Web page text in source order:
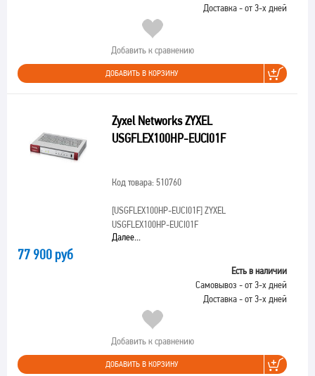
Доставка - от 3-х дней
Добавить к сравнению
ДОБАВИТЬ В КОРЗИНУ
Zyxel Networks ZYXEL
USGFLEX100HP-EUCI01F
Код товара: 510760
[USGFLEX100HP-EUCI01F]ZYXEL
USGFLEX100HP-EUCI01F
Далее...
77 900 руб
Есть в наличии
Самовывоз - от 3-х дней
Доставка - от 3-х дней
Добавить к сравнению
ДОБАВИТЬ В КОРЗИНУ